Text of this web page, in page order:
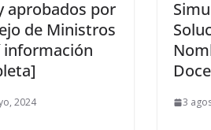
aprobados por
de Ministros
información
2024 3